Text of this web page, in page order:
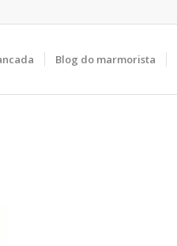
Blog do marmorista